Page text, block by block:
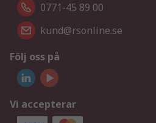
0771-45 89 00
kund@rsonline.se
Följ oss på
Vi accepterar